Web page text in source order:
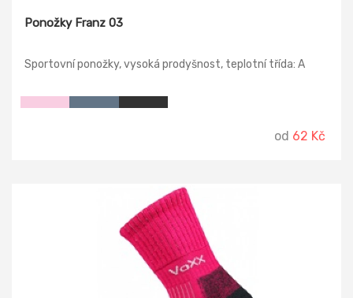
Ponožky Franz 03
Sportovní ponožky, vysoká prodyšnost, teplotní třída: A
od 62 Kč